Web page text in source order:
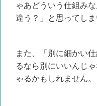
ゃあどういう仕組み
違う？」と思ってしま
また、「別に細かい
るなら別にいいんじ
ゃるかもしれません。